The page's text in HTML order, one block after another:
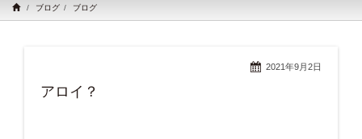
ブログ ブログ
2021年9月2日
アロイ？